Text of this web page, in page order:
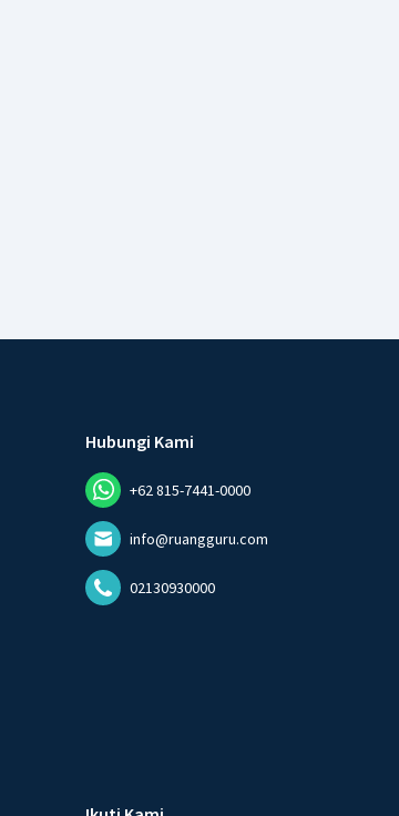
Hubungi Kami
+62 815-7441-0000
info@ruangguru.com
02130930000